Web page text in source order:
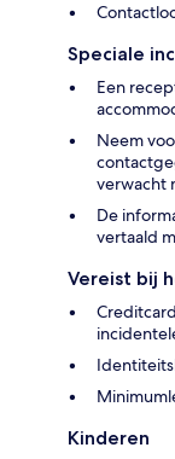
Speciale
Een
Neem
verwacht
De
vertaald
Vereist bij
Kinderen